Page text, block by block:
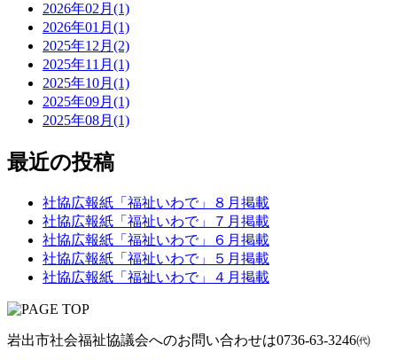
2026年02月(1)
2026年01月(1)
2025年12月(2)
2025年11月(1)
2025年10月(1)
2025年09月(1)
2025年08月(1)
最近の投稿
社協広報紙「福祉いわで」８月掲載
社協広報紙「福祉いわで」７月掲載
社協広報紙「福祉いわで」６月掲載
社協広報紙「福祉いわで」５月掲載
社協広報紙「福祉いわで」４月掲載
岩出市社会福祉協議会へのお問い合わせは0736-63-3246㈹